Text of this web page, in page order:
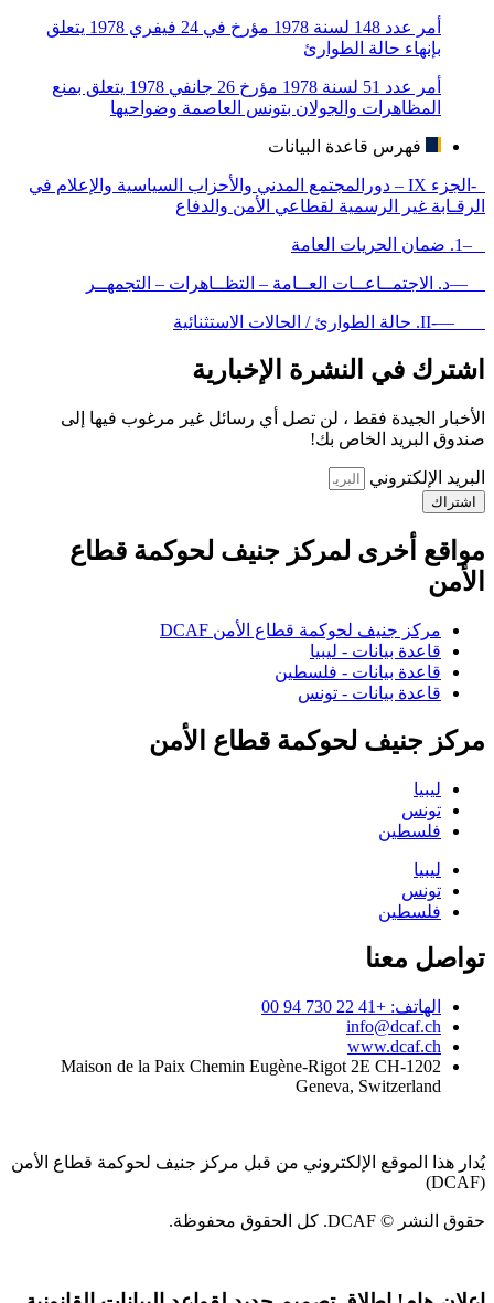
أمر عدد 148 لسنة 1978 مؤرخ في 24 فيفري 1978 يتعلق
بإنهاء حالة الطوارئ
أمر عدد 51 لسنة 1978 مؤرخ 26 جانفي 1978 يتعلق بمنع
المظاهرات والجولان بتونس العاصمة وضواحيها
فهرس قاعدة البيانات
-الجزء IX – دورالمجتمع المدني والأحزاب السياسية والإعلام في
الرقـابة غير الرسمية لقطاعي الأمن والدفاع
–1. ضمان الحريات العامة
—د. الاجتمــاعــات العــامة – التظــاهرات – التجمهــر
—-II. حالة الطوارئ / الحالات الاستثنائية
اشترك في النشرة الإخبارية
الأخبار الجيدة فقط ، لن تصل أي رسائل غير مرغوب فيها إلى
صندوق البريد الخاص بك!
البريد الإلكتروني
اشتراك
مواقع أخرى لمركز جنيف لحوكمة قطاع
الأمن
مركز جنيف لحوكمة قطاع الأمن DCAF
قاعدة بيانات - ليبيا
قاعدة بيانات - فلسطين
قاعدة بيانات - تونس
مركز جنيف لحوكمة قطاع الأمن
ليبيا
تونس
فلسطين
ليبيا
تونس
فلسطين
تواصل معنا
الهاتف: +41 22 730 94 00
info@dcaf.ch
www.dcaf.ch
Maison de la Paix Chemin Eugène-Rigot 2E CH-1202
Geneva, Switzerland
يُدار هذا الموقع الإلكتروني من قبل مركز جنيف لحوكمة قطاع الأمن
(DCAF)
حقوق النشر © DCAF. كل الحقوق محفوظة.